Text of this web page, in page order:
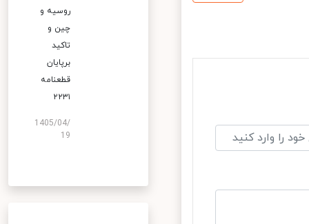
روسیه و
چین و
تاکید
برپایان
قطعنامه
۲۲۳۱
1405/04/
19